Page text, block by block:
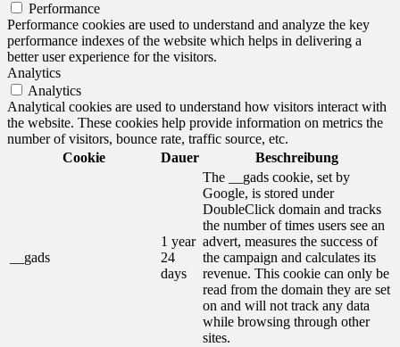
Performance
Performance cookies are used to understand and analyze the key
performance indexes of the website which helps in delivering a
better user experience for the visitors.
Analytics
Analytics
Analytical cookies are used to understand how visitors interact with
the website. These cookies help provide information on metrics the
number of visitors, bounce rate, traffic source, etc.
Cookie
Dauer Beschreibung
__gads
1 year
24
days
The __gads cookie, set by
Google, is stored under
DoubleClick domain and tracks
the number of times users see an
advert, measures the success of
the campaign and calculates its
revenue. This cookie can only be
read from the domain they are set
on and will not track any data
while browsing through other
sites.